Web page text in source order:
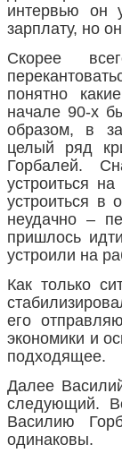
интервью он
зарплату, но
Скорее
понятно
начале 90-х
образом, в
целый ряд
Горбалей.
устроиться
устроиться в
неудачно –
пришлось
устроили на
Как только
его
экономики и
подходящее.
Далее
следующий.
Василию
одинаковы.